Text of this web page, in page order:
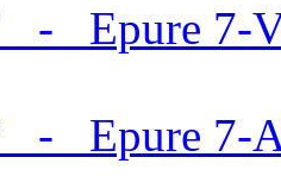
- Epure 7-
- Epure 7-